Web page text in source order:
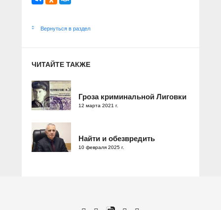
Вернуться в раздел
ЧИТАЙТЕ ТАКЖЕ
Гроза криминальной Лиговки
12 марта 2021 г.
Найти и обезвредить
10 февраля 2025 г.